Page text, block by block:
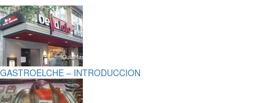
GASTROELCHE – INTRODUCCION